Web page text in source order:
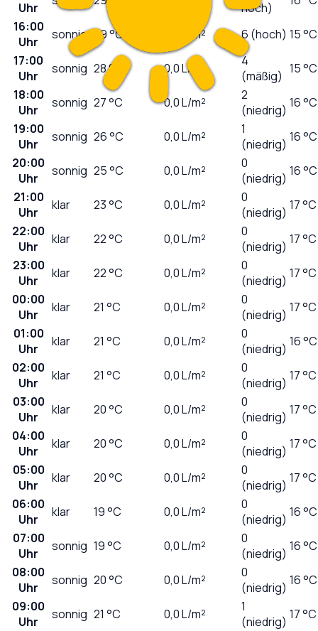
Uhr hoch)
16:00
Uhr
sonnig 29°C L/m² 6 (hoch) 15 °C
17:00
Uhr
sonnig 28°C 0,0L/m²
4
(mäßig) 15 °C
18:00
Uhr
sonnig 27°C 0,0L/m²
2
(niedrig) 16 °C
19:00
Uhr
sonnig 26°C 0,0L/m²
1
(niedrig) 16 °C
20:00
Uhr
sonnig 25°C 0,0L/m²
0
(niedrig) 16 °C
21:00
Uhr
klar 23°C 0,0L/m²
0
(niedrig) 17 °C
22:00
Uhr
klar 22°C 0,0L/m²
0
(niedrig) 17 °C
23:00
Uhr
klar 22°C 0,0L/m²
0
(niedrig) 17 °C
00:00
Uhr
klar 21 °C 0,0L/m²
0
(niedrig) 17 °C
01:00
Uhr
klar 21 °C 0,0L/m²
0
(niedrig) 16 °C
02:00
Uhr
klar 21 °C 0,0L/m²
0
(niedrig) 17 °C
03:00
Uhr
klar 20°C 0,0L/m²
0
(niedrig) 17 °C
04:00
Uhr
klar 20°C 0,0L/m²
0
(niedrig) 17 °C
05:00
Uhr
klar 20°C 0,0L/m²
0
(niedrig) 17 °C
06:00
Uhr
klar 19°C 0,0L/m²
0
(niedrig) 16 °C
07:00
Uhr
sonnig 19°C 0,0L/m²
0
(niedrig) 16 °C
08:00
Uhr
sonnig 20°C 0,0L/m²
0
(niedrig) 16 °C
09:00
Uhr
sonnig 21 °C 0,0L/m²
1
(niedrig) 17 °C